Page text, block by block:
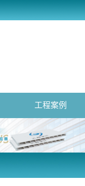
工程案例